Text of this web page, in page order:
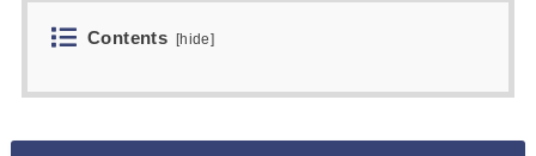
Contents [hide]